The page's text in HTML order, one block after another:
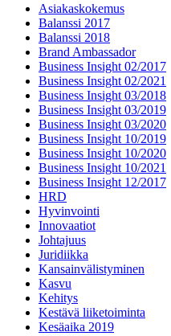
Asiakaskokemus
Balanssi 2017
Balanssi 2018
Brand Ambassador
Business Insight 02/2017
Business Insight 02/2021
Business Insight 03/2018
Business Insight 03/2019
Business Insight 03/2020
Business Insight 10/2019
Business Insight 10/2020
Business Insight 10/2021
Business Insight 12/2017
HRD
Hyvinvointi
Innovaatiot
Johtajuus
Juridiikka
Kansainvälistyminen
Kasvu
Kehitys
Kestävä liiketoiminta
Kesäaika 2019